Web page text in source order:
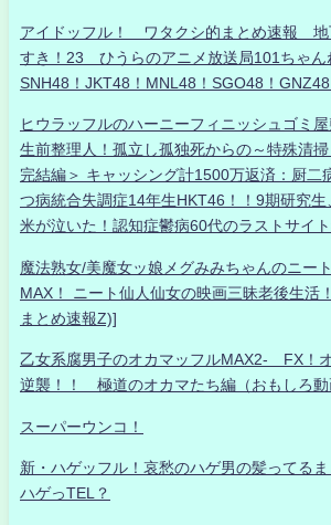
アイドッフル！ ワタクシ的まとめ速報 地
すき！23 ひうらのアニメ放送局101ちゃ
SNH48！JKT48！MNL48！SGO48！
ヒウラッフルのハーニーフィニッシュゴミ屋
生前整理人！孤立し孤独死からの～特殊清
完結編＞ キャッシング計1500万返済：厨二
つ病統合失調症14年生HKT46！！9期研究
米が泣いた！認知症鬱病60代のラストサイ
魔法熟女/美魔女ッ娘メグみみちゃんのニー
MAX！ ニート仙人仙女の映画三昧老後生活
まとめ速報Z)]
乙女系腐男子のオカマッフルMAX2- FX！
逆襲！！ 極道のオカマたち編（おもしろ動
スーパーウンコ！
新・ハゲッフル！哀愁のハゲ男の髪ってるま
ハゲっTEL？